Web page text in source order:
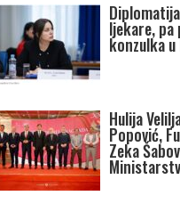
ljekare,
konzulka
Hulija
Popović,
Zeka